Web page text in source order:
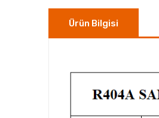
Ürün Bilgisi